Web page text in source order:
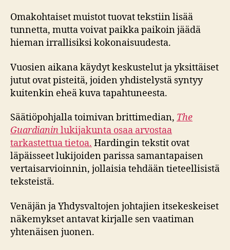
Omakohtaiset muistot tuovat tekstiin lisää
tunnetta, mutta voivat paikka paikoin jäädä
hieman irrallisiksi kokonaisuudesta.
Vuosien aikana käydyt keskustelut ja yksittäiset
jutut ovat pisteitä, joiden yhdistelystä syntyy
kuitenkin eheä kuva tapahtuneesta.
Säätiöpohjalla toimivan brittimedian, The
Guardianinlukijakunta osaa arvostaa
tarkastettua tietoa. Hardingin tekstit ovat
läpäisseet lukijoiden parissa samantapaisen
vertaisarvioinnin, jollaisia tehdään tieteellisistä
teksteistä.
Venäjän ja Yhdysvaltojen johtajien itsekeskeiset
näkemykset antavat kirjalle sen vaatiman
yhtenäisen juonen.